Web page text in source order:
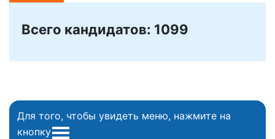
Всего кандидатов: 1099
Для того, чтобы увидеть меню, нажмите на
кнопку